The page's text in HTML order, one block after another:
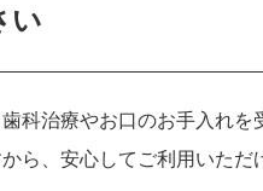
い
科治療やお口のお手入れを
ら、安心してご利用いただ